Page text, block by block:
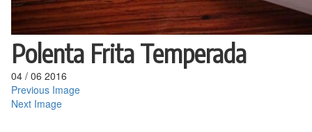
Polenta Frita Temperada
04 / 06 2016
Previous Image
Next Image